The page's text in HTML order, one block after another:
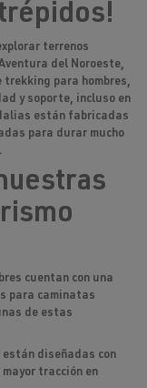
terrenos
del Noroeste,
trekking para hombres,
y soporte, incluso en
están fabricadas
para durar mucho
cuentan con una
para caminatas
de estas
diseñadas con
tracción en